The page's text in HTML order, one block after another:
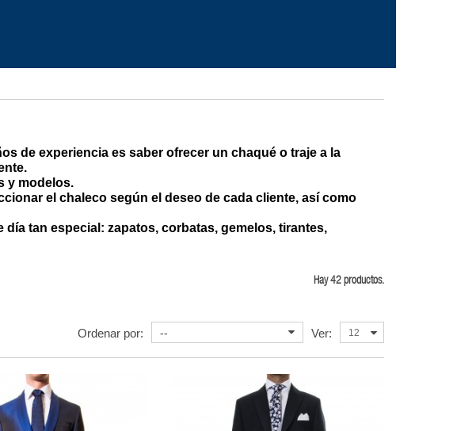
de experiencia es saber ofrecer un chaqué o traje a la
y modelos.
el chaleco según el deseo de cada cliente, así como
tan especial: zapatos, corbatas, gemelos, tirantes,
Hay 42 productos.
Ver: 12
Ordenar por: --